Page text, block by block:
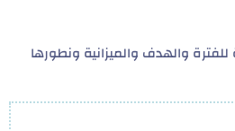
والهدف والميزانية ونطورها